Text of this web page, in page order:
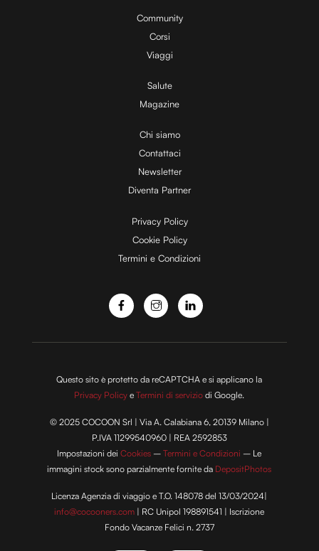
Community
Corsi
Viaggi
Salute
Magazine
Chi siamo
Contattaci
Newsletter
Diventa Partner
Privacy Policy
Cookie Policy
Termini e Condizioni
Questo sito è protetto da reCAPTCHA e si applicano la
Privacy Policy eTermini di servizio di Google.
© 2025 COCOON Srl | Via A. Calabiana 6, 20139 Milano |
P.IVA 11299540960 | REA 2592853
Impostazioni deiCookies –Termini e Condizioni – Le
immagini stock sono parzialmente fornite da DepositPhotos
Licenza Agenzia di viaggio e T.O. 148078 del 13/03/2024|
info@cocooners.com | RC Unipol 198891541 | Iscrizione
Fondo Vacanze Felici n. 2737